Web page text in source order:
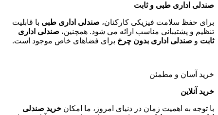
صندلی اداری طبی و ثابت
برای حفظ سلامت فیزیکی کارکنان، صندلی اداری طبی با قابلیت
تنظیم و پشتیبانی مناسب ارائه می شود. همچنین، صندلی اداری
ثابت و صندلی اداری بدون چرخ برای فضاهای خاص موجود است.
خرید آسان و مطمئن
خرید آنلاین
با توجه به اهمیت زمان در دنیای امروز، ما امکان خرید صندلی